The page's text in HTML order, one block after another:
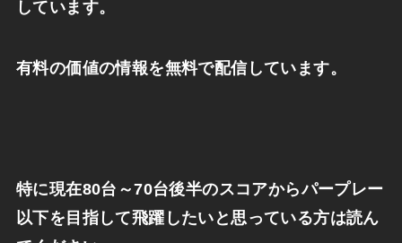
しています。
有料の価値の情報を無料で配信しています。
特に現在80台～70台後半のスコアからパープレー
以下を目指して飛躍したいと思っている方は読ん